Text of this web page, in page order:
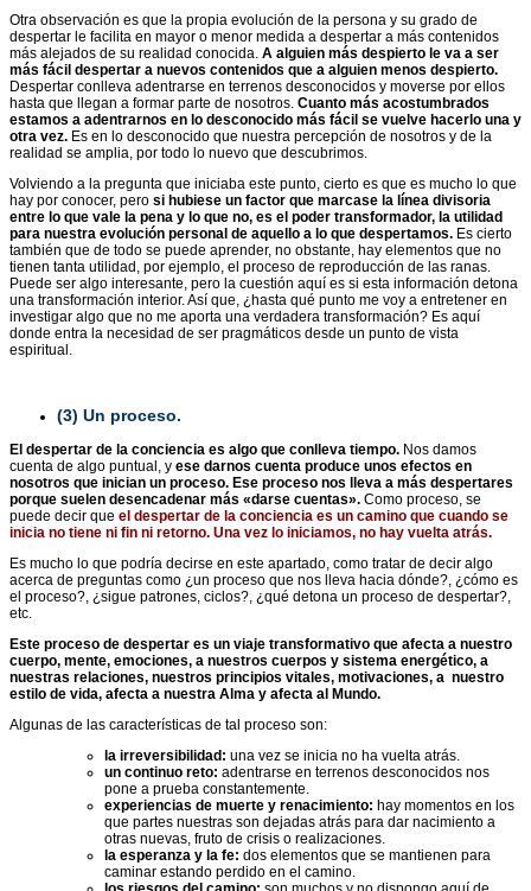
Otra observación es que la propia evolución de la persona y su grado de
despertar le facilita en mayor o menor medida a despertar a más contenidos
más alejados de su realidad conocida. A alguien más despierto le va a ser
más fácil despertar a nuevos contenidos que a alguien menos despierto.
Despertar conlleva adentrarse en terrenos desconocidos y moverse por ellos
hasta que llegan a formar parte de nosotros. Cuanto más acostumbrados
estamos a adentrarnos en lo desconocido más fácil se vuelve hacerlo una y
otra vez. Es en lo desconocido que nuestra percepción de nosotros y de la
realidad se amplia, por todo lo nuevo que descubrimos.
Volviendo a la pregunta que iniciaba este punto, cierto es que es mucho lo que
hay por conocer, pero si hubiese un factor que marcase la línea divisoria
entre lo que vale la pena y lo que no, es el poder transformador, la utilidad
para nuestra evolución personal de aquello a lo que despertamos. Es cierto
también que de todo se puede aprender, no obstante, hay elementos que no
tienen tanta utilidad, por ejemplo, el proceso de reproducción de las ranas.
Puede ser algo interesante, pero la cuestión aquí es si esta información detona
una transformación interior. Así que, ¿hasta qué punto me voy a entretener en
investigar algo que no me aporta una verdadera transformación? Es aquí
donde entra la necesidad de ser pragmáticos desde un punto de vista
espiritual.
(3) Un proceso.
El despertar de la conciencia es algo que conlleva tiempo. Nos damos
cuenta de algo puntual, y ese darnos cuenta produce unos efectos en
nosotros que inician un proceso. Ese proceso nos lleva a más despertares
porque suelen desencadenar más «darse cuentas». Como proceso, se
puede decir que el despertar de la conciencia es un camino que cuando se
inicia no tiene ni fin ni retorno. Una vez lo iniciamos, no hay vuelta atrás.
Es mucho lo que podría decirse en este apartado, como tratar de decir algo
acerca de preguntas como ¿un proceso que nos lleva hacia dónde?, ¿cómo es
el proceso?, ¿sigue patrones, ciclos?, ¿qué detona un proceso de despertar?,
etc.
Este proceso de despertar es un viaje transformativo que afecta a nuestro
cuerpo, mente, emociones, a nuestros cuerpos y sistema energético, a
nuestras relaciones, nuestros principios vitales, motivaciones, a nuestro
estilo de vida, afecta a nuestra Alma y afecta al Mundo.
Algunas de las características de tal proceso son:
la irreversibilidad: una vez se inicia no ha vuelta atrás.
un continuo reto: adentrarse en terrenos desconocidos nos
pone a prueba constantemente.
experiencias de muerte y renacimiento: hay momentos en los
que partes nuestras son dejadas atrás para dar nacimiento a
otras nuevas, fruto de crisis o realizaciones.
la esperanza y la fe: dos elementos que se mantienen para
caminar estando perdido en el camino.